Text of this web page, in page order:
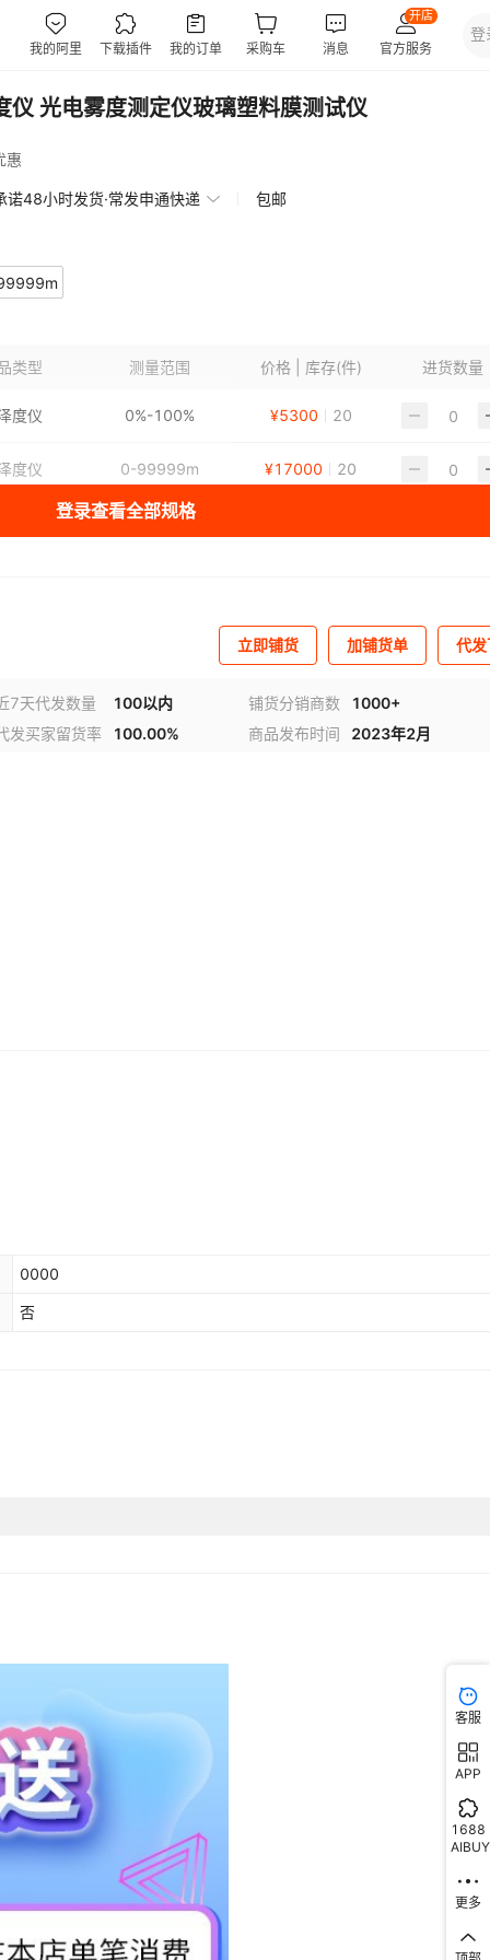
光电雾度测定仪玻璃塑料膜测试仪
惠
诺48小时发货·常发申通快递 包邮
类型 测量范围 价格 | 库存(件) 进货数量
度仪 0%-100% ¥5300 20
度仪 0-99999m ¥17000 20
登录查看全部规格
立即铺货 加铺货单 代
7天代发数量 100以内 铺货分销商数
1000+
发买家留货率
100.00% 商品发布时间 2023年2月
0000
否
客服
APP
1688
AIBUY
更多